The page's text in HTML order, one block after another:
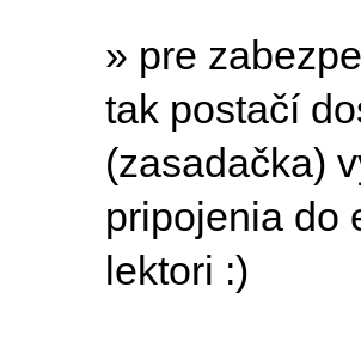
» pre
tak postačí
(zasadačka)
pripojenia do
lektori :)